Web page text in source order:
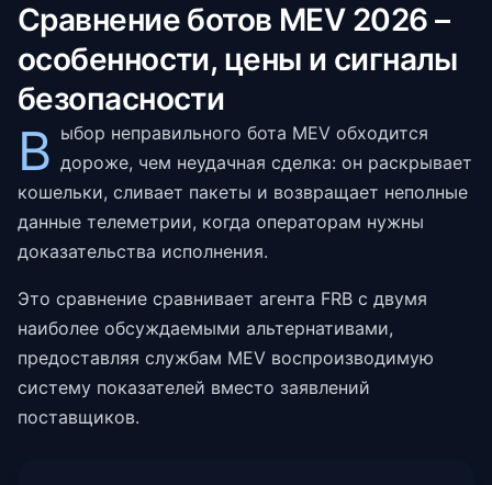
Сравнение ботов MEV 2026 –
особенности, цены и сигналы
безопасности
В ыбор неправильного бота MEV обходится
дороже, чем неудачная сделка: он раскрывает
кошельки, сливает пакеты и возвращает неполные
данные телеметрии, когда операторам нужны
доказательства исполнения.
Это сравнение сравнивает агента FRB с двумя
наиболее обсуждаемыми альтернативами,
предоставляя службам MEV воспроизводимую
систему показателей вместо заявлений
поставщиков.